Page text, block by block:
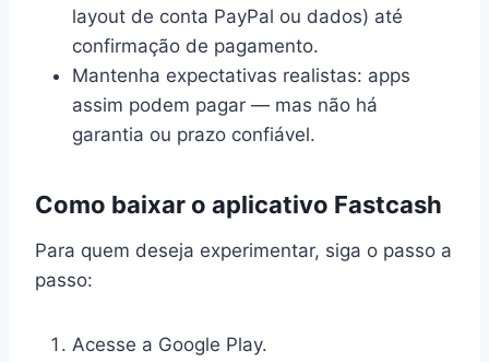
layout de conta PayPal ou dados) até
confirmação de pagamento.
Mantenha expectativas realistas: apps
assim podem pagar — mas não há
garantia ou prazo confiável.
Como baixar o aplicativo Fastcash
Para quem deseja experimentar, siga o passo a
passo:
Acesse a Google Play.